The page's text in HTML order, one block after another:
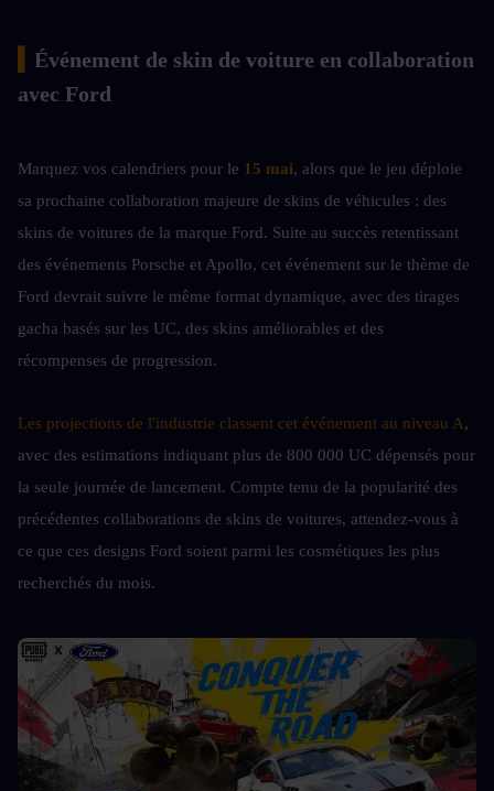
Événement de skin de voiture en collaboration
avec Ford
Marquez vos calendriers pour le 15 mai, alors que le jeu déploie
sa prochaine collaboration majeure de skins de véhicules : des
skins de voitures de la marque Ford. Suite au succès retentissant
des événements Porsche et Apollo, cet événement sur le thème de
Ford devrait suivre le même format dynamique, avec des tirages
gacha basés sur les UC, des skins améliorables et des
récompenses de progression.
Les projections de l'industrie classent cet événement au niveau A,
avec des estimations indiquant plus de 800 000 UC dépensés pour
la seule journée de lancement. Compte tenu de la popularité des
précédentes collaborations de skins de voitures, attendez-vous à
ce que ces designs Ford soient parmi les cosmétiques les plus
recherchés du mois.